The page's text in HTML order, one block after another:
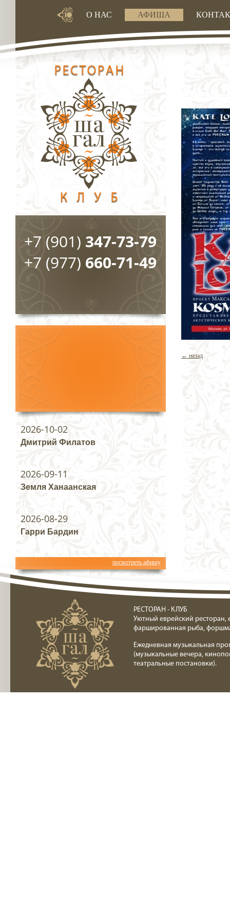
О НАС АФИША
← назад
+7 (901) 347-73-79
+7 (977) 660-71-49
2026-10-02
Дмитрий Филатов
2026-09-11
Земля Ханаанская
2026-08-29
Гарри Бардин
посмотреть афишу
Ресторан клуб Шагал
РЕСТОРАН - КЛУБ
Уютный еврейский ресторан,
фаршированная рыба,
Ежедневная музыкальная
(музыкальные вечера,
театральные постановки).